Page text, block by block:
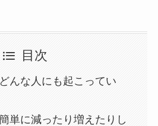
目次
んな人にも起こってい
単に減ったり増えたりし